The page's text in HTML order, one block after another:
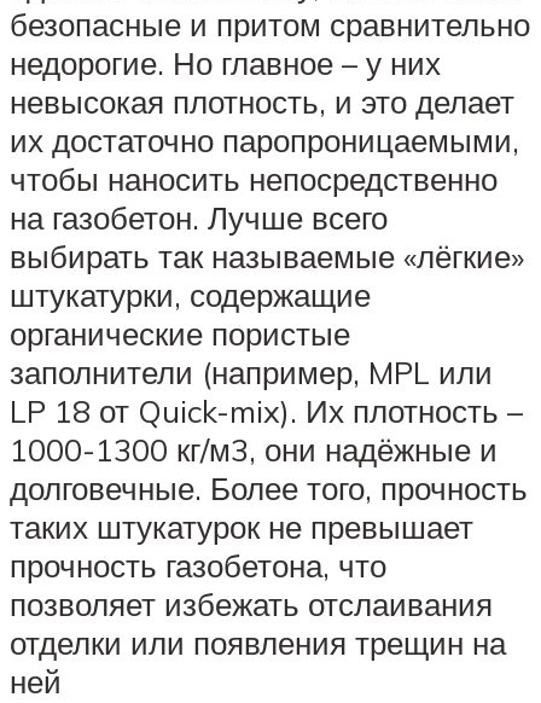
безопасные и притом сравнительно
недорогие. Но главное – у них
невысокая плотность, и это делает
их достаточно паропроницаемыми,
чтобы наносить непосредственно
на газобетон. Лучше всего
выбирать так называемые «лёгкие»
штукатурки, содержащие
органические пористые
заполнители (например, MPL или
LP 18 от Quick-mix). Их плотность –
1000-1300 кг/м3, они надёжные и
долговечные. Более того, прочность
таких штукатурок не превышает
прочность газобетона, что
позволяет избежать отслаивания
отделки или появления трещин на
ней